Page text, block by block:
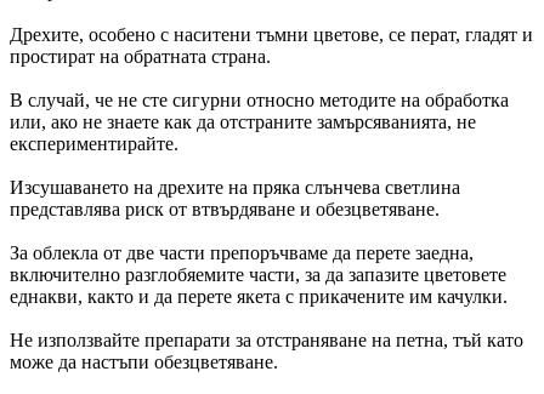
Дрехите, особено с наситени тъмни цветове, се перат, гладят и
простират на обратната страна.
В случай, че не сте сигурни относно методите на обработка
или, ако не знаете как да отстраните замърсяванията, не
експериментирайте.
Изсушаването на дрехите на пряка слънчева светлина
представлява риск от втвърдяване и обезцветяване.
За облекла от две части препоръчваме да перете заедна,
включително разглобяемите части, за да запазите цветовете
еднакви, както и да перете якета с прикачените им качулки.
Не използвайте препарати за отстраняване на петна, тъй като
може да настъпи обезцветяване.